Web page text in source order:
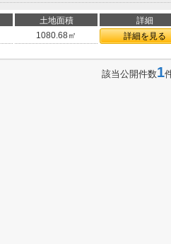
土地面積 詳細
1080.68㎡ 詳細を見る
該当公開件数1